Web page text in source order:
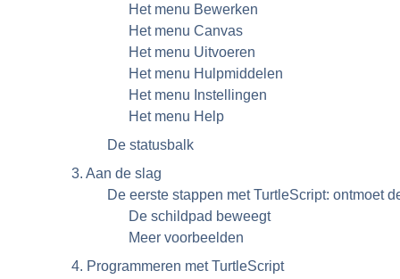
Het menu Bewerken
Het menu Canvas
Het menu Uitvoeren
Het menu Hulpmiddelen
Het menu Instellingen
Het menu Help
De statusbalk
3. Aan de slag
De eerste stappen met TurtleScript: ontmoet
De schildpad beweegt
Meer voorbeelden
4. Programmeren met TurtleScript